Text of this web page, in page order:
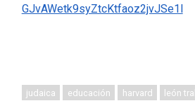
GJvAWetk9syZtcKtfaoz2jvJSe1l
judaica educación harvard león